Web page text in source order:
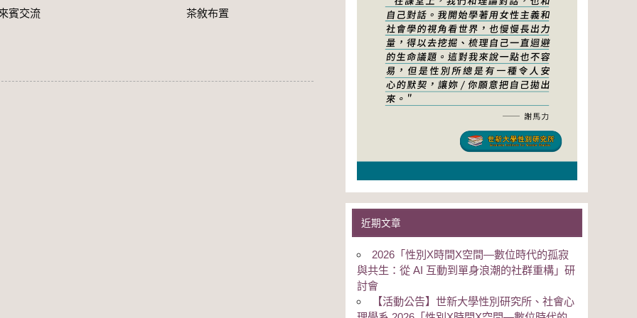
賓交流 茶敘布置
近期文章
2026「性別Χ時間Χ空間—數位時代的孤寂
與共生：從 AI 互動到單身浪潮的社群重構」研
討會
【活動公告】世新大學性別研究所、社會心